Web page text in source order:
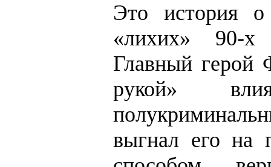
Это история о
«лихих» 90-х
Главный герой
рукой»
выгнал его